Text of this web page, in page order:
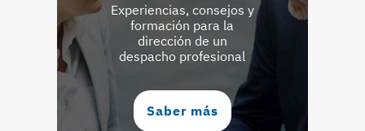
Experiencias, consejos y
formación para la
dirección de un
despacho profesional
Saber más